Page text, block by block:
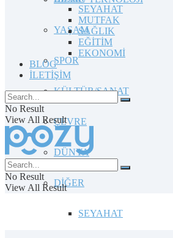
YAŞAM
SPOR
KÜLTÜR/SANAT
ÇEVRE
DÜNYA
DİĞER
SEYAHAT
SEYAHAT
MUTFAK
SAĞLIK
EĞİTİM
EKONOMİ
BLOG
İLETİŞİM
No Result
View All Result
No Result
View All Result